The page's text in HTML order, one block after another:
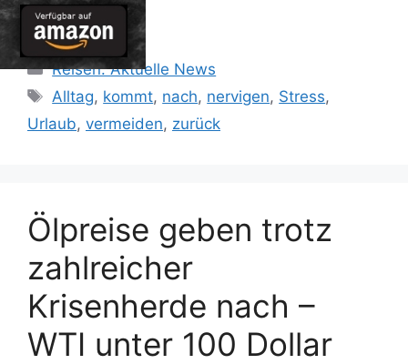
news.de
Kategorien
Reisen: Aktuelle News
Schlagwörter
Alltag, kommt, nach, nervigen, Stress,
Urlaub, vermeiden, zurück
Ölpreise geben trotz
zahlreicher
Krisenherde nach –
WTI unter 100 Dollar